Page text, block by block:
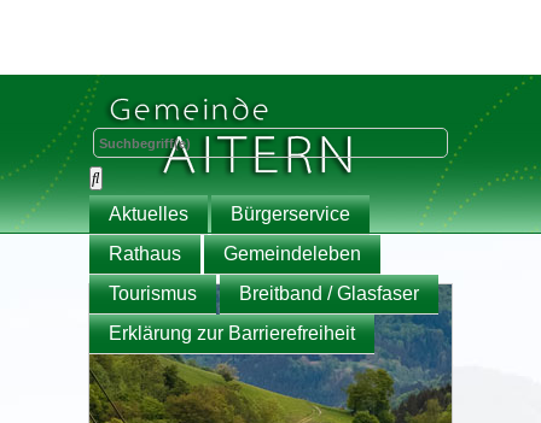
Aktuelles
Bürgerservice
Rathaus
Gemeindeleben
Tourismus
Breitband / Glasfaser
Erklärung zur Barrierefreiheit